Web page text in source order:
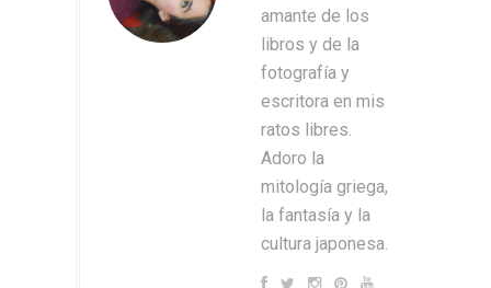
amante de los
libros y de la
fotografía y
escritora en mis
ratos libres.
Adoro la
mitología griega,
la fantasía y la
cultura japonesa.